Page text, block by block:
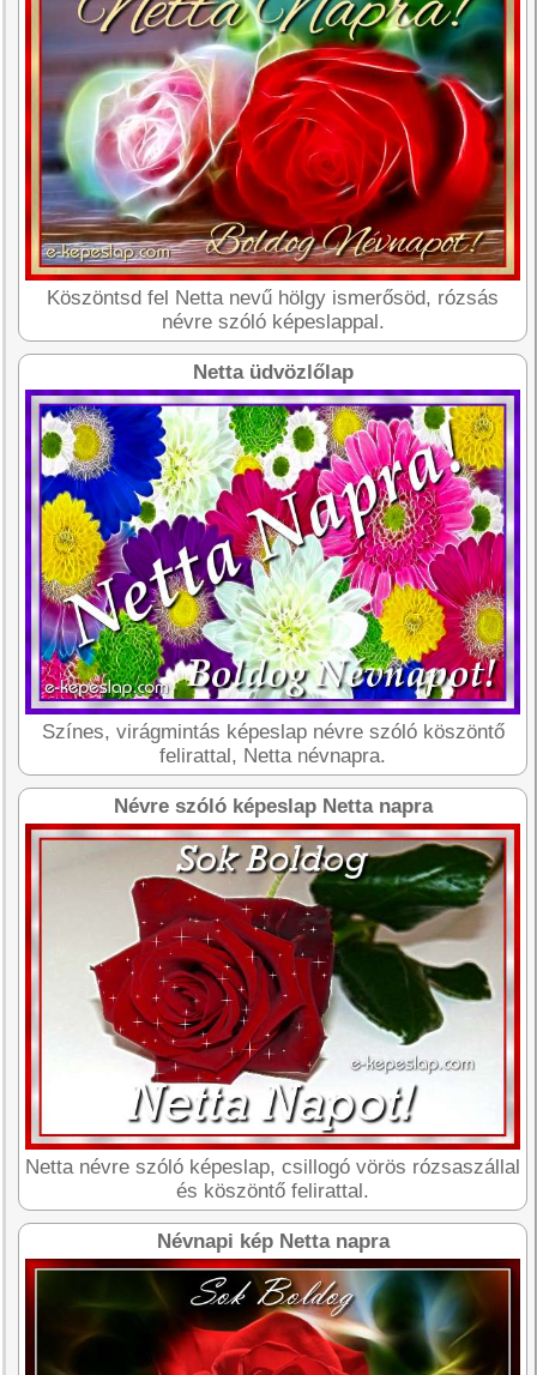
Köszöntsd fel Netta nevű hölgy ismerősöd, rózsás
névre szóló képeslappal.
Netta üdvözlőlap
Színes, virágmintás képeslap névre szóló köszöntő
felirattal, Netta névnapra.
Névre szóló képeslap Netta napra
Netta névre szóló képeslap, csillogó vörös rózsaszállal
és köszöntő felirattal.
Névnapi kép Netta napra